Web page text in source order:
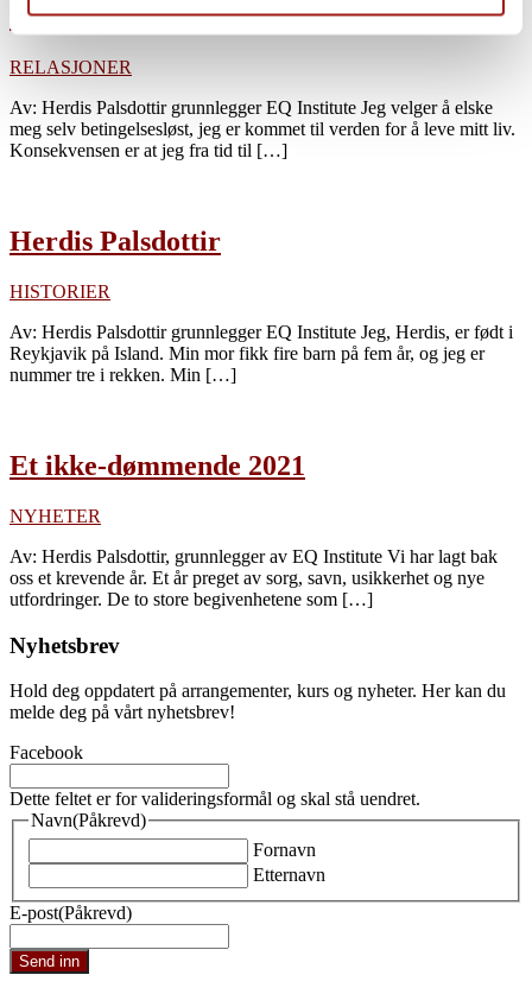
Mitt liv
RELASJONER
Av: Herdis Palsdottir grunnlegger EQ Institute Jeg velger å elske
meg selv betingelsesløst, jeg er kommet til verden for å leve mitt liv.
Konsekvensen er at jeg fra tid til […]
Herdis Palsdottir
HISTORIER
Av: Herdis Palsdottir grunnlegger EQ Institute Jeg, Herdis, er født i
Reykjavik på Island. Min mor fikk fire barn på fem år, og jeg er
nummer tre i rekken. Min […]
Et ikke-dømmende 2021
NYHETER
Av: Herdis Palsdottir, grunnlegger av EQ Institute Vi har lagt bak
oss et krevende år. Et år preget av sorg, savn, usikkerhet og nye
utfordringer. De to store begivenhetene som […]
Nyhetsbrev
Hold deg oppdatert på arrangementer, kurs og nyheter. Her kan du
melde deg på vårt nyhetsbrev!
Facebook
Dette feltet er for valideringsformål og skal stå uendret.
Navn(Påkrevd)
Fornavn
Etternavn
E-post(Påkrevd)